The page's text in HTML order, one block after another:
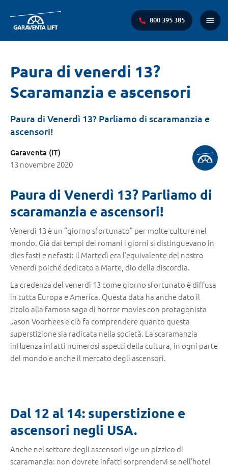
800 395 385
Menu
Ti
trovi
qui:
Paura di venerdi 13?
Scaramanzia e ascensori
Paura di Venerdì 13? Parliamo di scaramanzia e
ascensori!
Garaventa (IT)
13 novembre 2020
Paura di Venerdì 13? Parliamo di
scaramanzia e ascensori!
Venerdì 13 è un “giorno sfortunato” per molte culture nel
mondo. Già dai tempi dei romani i giorni si distinguevano in
dies fasti e nefasti: il Martedì era l’equivalente del nostro
Venerdì poiché dedicato a Marte, dio della discordia.
La credenza del venerdì 13 come giorno sfortunato è diffusa
in tutta Europa e America. Questa data ha anche dato il
titolo alla famosa saga di horror movies con protagonista
Jason Voorhees e ciò fa comprendere quanto questa
superstizione sia radicata nella società. La scaramanzia
influenza infatti numerosi aspetti della cultura, in ogni parte
del mondo e anche il mercato degli ascensori.
Dal 12 al 14: superstizione e
ascensori negli USA.
Anche nel settore degli ascensori vige un pizzico di
scaramanzia: non dovrete infatti sorprendervi se nell’hotel